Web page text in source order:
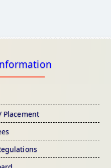
Placement